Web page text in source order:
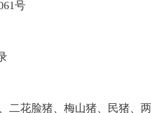
号
花脸猪、梅山猪、民猪、